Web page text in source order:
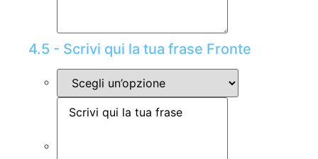
4.5 - Scrivi qui la tua frase Fronte